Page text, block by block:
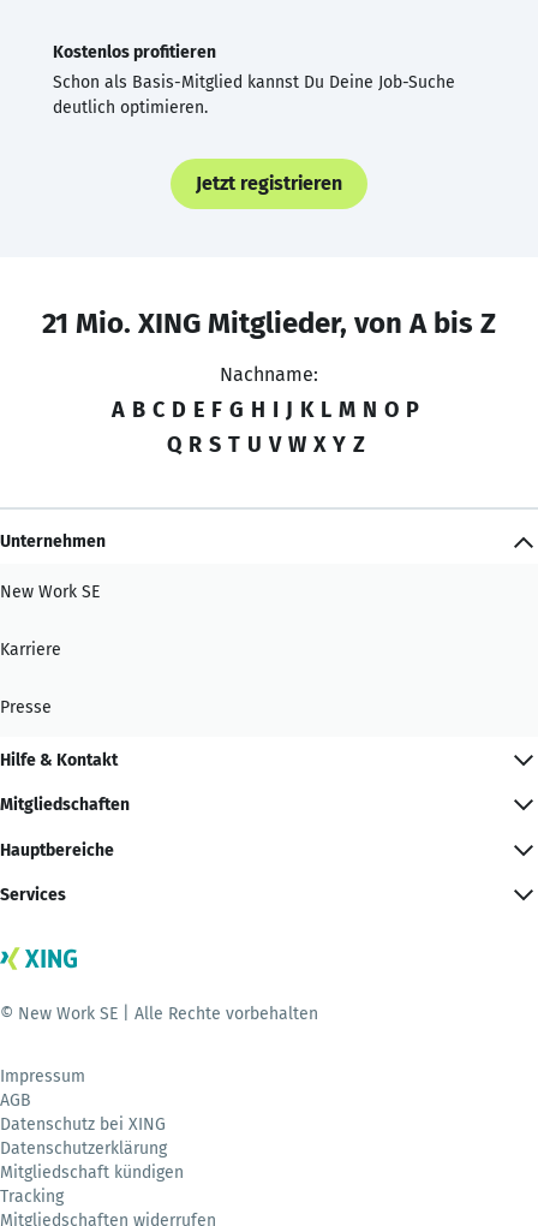
Kostenlos profitieren
Schon als Basis-Mitglied kannst Du Deine Job-Suche
deutlich optimieren.
Jetzt registrieren
21 Mio. XING Mitglieder, von A bis Z
Nachname:
A B C D E F G H I J K L M N O P
Q R S T U V W X Y Z
Unternehmen
New Work SE
Karriere
Presse
Hilfe & Kontakt
Mitgliedschaften
Hauptbereiche
Services
© New Work SE | Alle Rechte vorbehalten
Impressum
AGB
Datenschutz bei XING
Datenschutzerklärung
Mitgliedschaft kündigen
Tracking
Mitgliedschaften widerrufen